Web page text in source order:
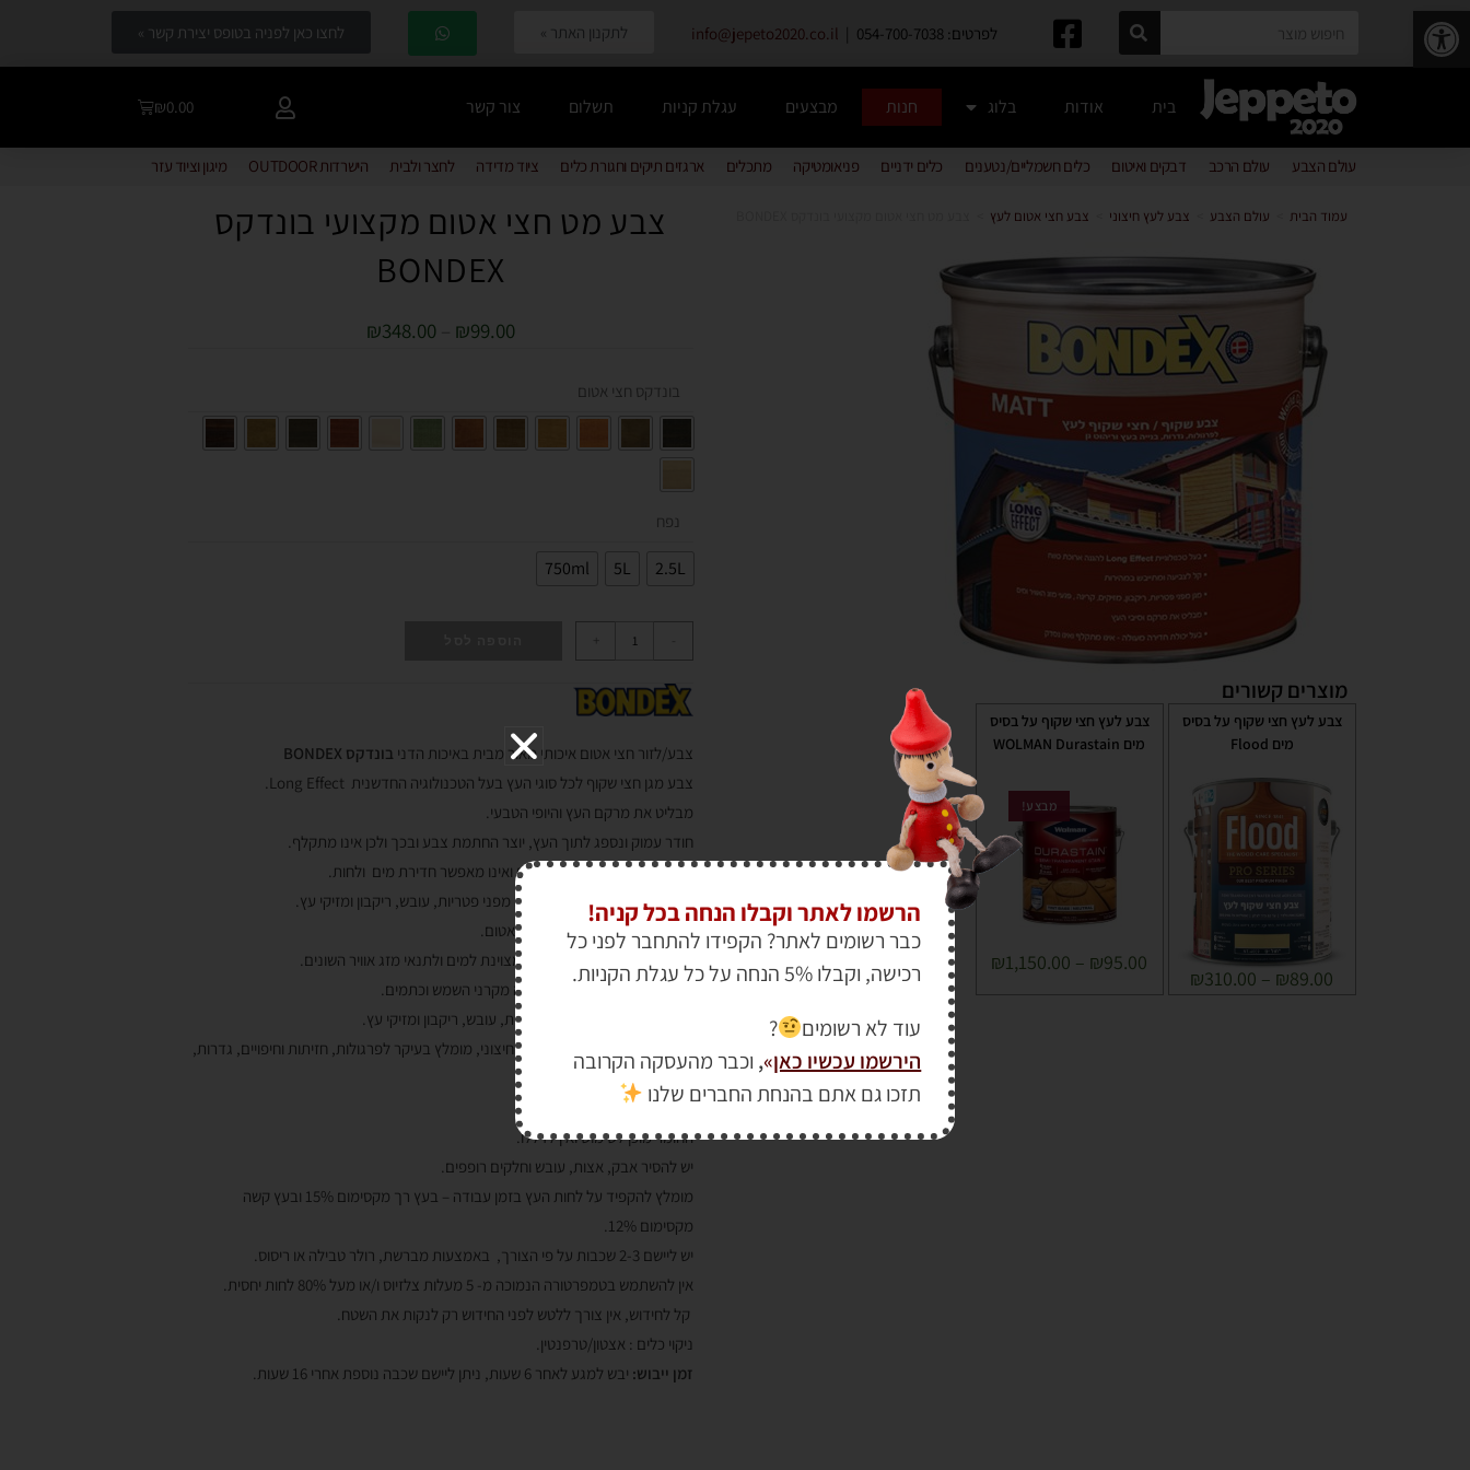
פתח סרגל נגישות לפרטים: 054-700-7038 | info@jepeto2020.co.il לתקנון האתר » לחצו כאן לפניה בטופס יצירת קשר »
בית אודות בלוג חנות מבצעים עגלת קניות תשלום צור קשר ₪0.00
עולם הצבע עולם הרכב דבקים ואיטום כלים חשמליים/נטענים כלים ידניים פניאומטיקה מתכלים ארגזים תיקים וחגורת כלים ציוד מדידה לחצר ולבית הישרדות OUTDOOR מיגון וציוד עזר
עמוד הבית עולם הצבע צבע לעץ חיצוני צבע חצי אטום לעץ
מוצרים קשורים
צבע לעץ חצי שקוף על בסיס
מים Flood
₪89.00
–
₪310.00
צבע לעץ חצי שקוף על בסיס
מים WOLMAN Durastain
מבצע!
₪95.00
–
₪1,150.00
צבע מט חצי אטום מקצועי בונדקס
BONDEX
₪99.00
₪348.00
בונדקס חצי אטום
נפח
2.5L
5L
750ml
+
צבע/לזור חצי אטום איכותי מאור מבית באיכות הדני בונדקס BONDEX
צבע מגן חצי שקוף לכל סוגי העץ בעל הטכנולוגיה החדשנית Long Effect.
מבליט את מרקם העץ והיופי הטבעי.
חודר עמוק ונספג לתוך העץ, יוצר החתמת צבע ובכך ולכן אינו מתקלף.
מאפשר ללחות שבעץ להתנדף ואינו מאפשר חדירת מים ולחות.
מכיל חומר קוטל פטריות להגנה מפני פטריות, עובש, ריקבון ומזיקי עץ.
משווק במגוון גוונים לגימור חצי אטום.
מספק הגנה מרבית נגד שחיקה מקרני השמש וכתמים.
מתאים לכל סוגי עבודות העץ החיצוני, מומלץ בעיקר לפרגולות, חזיתות וחיפויים, גדרות,
חלונות, דלתות וריהוט גן.
אופן שימוש :
החומר מוכן לשימוש ואין לדללו.
יש להסיר אבק, אצות, עובש וחלקים רופפים.
מומלץ להקפיד על לחות העץ בזמן עבודה – בעץ רך מקסימום 15% ובעץ קשה
מקסימום 12%.
יש ליישם 2-3 שכבות על פי הצורך, באמצעות מברשת, רולר טבילה או ריסוס.
אין להשתמש בטמפרטורה הנמוכה מ- 5 מעלות צלזיוס ו/או מעל 80% לחות יחסית.
קל לחידוש, אין צורך ללטש לפני החידוש רק לנקות את השטח.
ניקוי כלים : אצטון/טרפנטין.
זמן ייבוש: יבש למגע לאחר 6 שעות, ניתן ליישם שכבה נוספת אחרי 16 שעות.
הרשמו לאתר וקבלו הנחה בכל קניה!
כבר רשומים לאתר? הקפידו להתחבר לפני כל
רכישה, וקבלו 5% הנחה על כל עגלת הקניות.
עוד לא רשומים
?
הירשמו עכשיו כאן»
, וכבר מהעסקה הקרובה
תזכו גם אתם בהנחת החברים שלנו